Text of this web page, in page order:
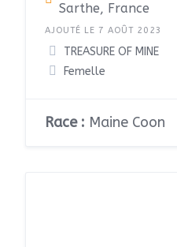
Sarthe, France
AJOUTÉ LE 7 AOÛT 2023
TREASURE OF MINE
Femelle
Race : Maine Coon